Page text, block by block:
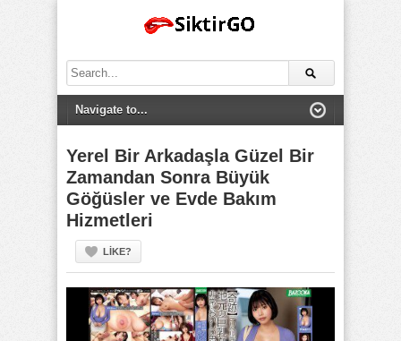
Search
for:
Yerel Bir Arkadaşla Güzel Bir
Zamandan Sonra Büyük
Göğüsler ve Evde Bakım
Hizmetleri
LIKE?